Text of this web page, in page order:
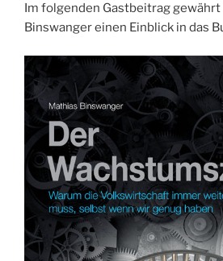
Im folgenden Gastbeitrag gewährt
Binswanger einen Einblick in das